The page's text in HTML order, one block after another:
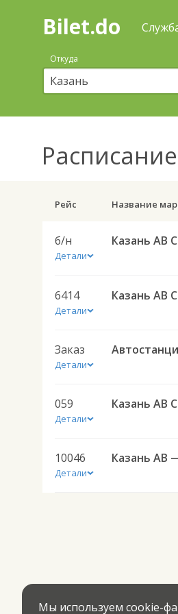
Поиск
покупка
билетов
автобус
онлайн
Bilet.do
Откуда
Рейс Название
б/н
Детали
Казань АВ
6414
Детали
Заказ
Детали
059
Детали
10046
Детали
Мы используем cookie-